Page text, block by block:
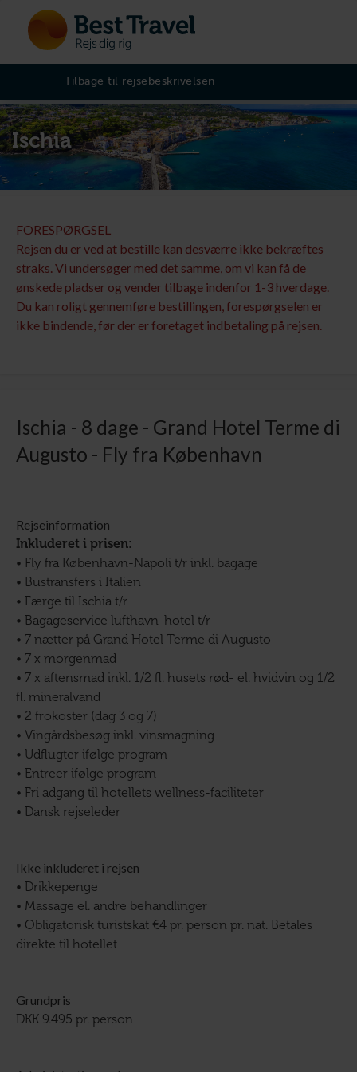
Tilbage til rejsebeskrivelsen
Ischia
FORESPØRGSEL
Rejsen du er ved at bestille kan desværre ikke bekræftes
straks. Vi undersøger med det samme, om vi kan få de
ønskede pladser og vender tilbage indenfor 1-3 hverdage.
Du kan roligt gennemføre bestillingen, forespørgselen er
ikke bindende, før der er foretaget indbetaling på rejsen.
Ischia - 8 dage - Grand Hotel Terme di
Augusto - Fly fra København
Rejseinformation
Inkluderet i prisen:
• Fly fra København-Napoli t/r inkl. bagage
• Bustransfers i Italien
• Færge til Ischia t/r
• Bagageservice lufthavn-hotel t/r
• 7 nætter på Grand Hotel Terme di Augusto
• 7 x morgenmad
• 7 x aftensmad inkl. 1/2 fl. husets rød- el. hvidvin og 1/2
fl. mineralvand
• 2 frokoster (dag 3 og 7)
• Vingårdsbesøg inkl. vinsmagning
• Udflugter ifølge program
• Entreer ifølge program
• Fri adgang til hotellets wellness-faciliteter
• Dansk rejseleder
Ikke inkluderet i rejsen
• Drikkepenge
• Massage el. andre behandlinger
• Obligatorisk turistskat €4 pr. person pr. nat. Betales
direkte til hotellet
Grundpris
DKK 9.495 pr. person